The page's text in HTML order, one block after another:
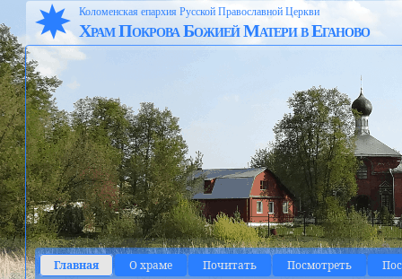
Коломенская епархия Русской Православной Церкви
Храм Покрова Божией Матери в Еганово
Главная О храме Почитать Посмотреть